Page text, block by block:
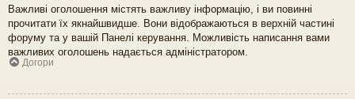
Важливі оголошення містять важливу інформацію, і ви повинні
прочитати їх якнайшвидше. Вони відображаються в верхній частині
форуму та у вашій Панелі керування. Можливість написання вами
важливих оголошень надається адміністратором.
Догори